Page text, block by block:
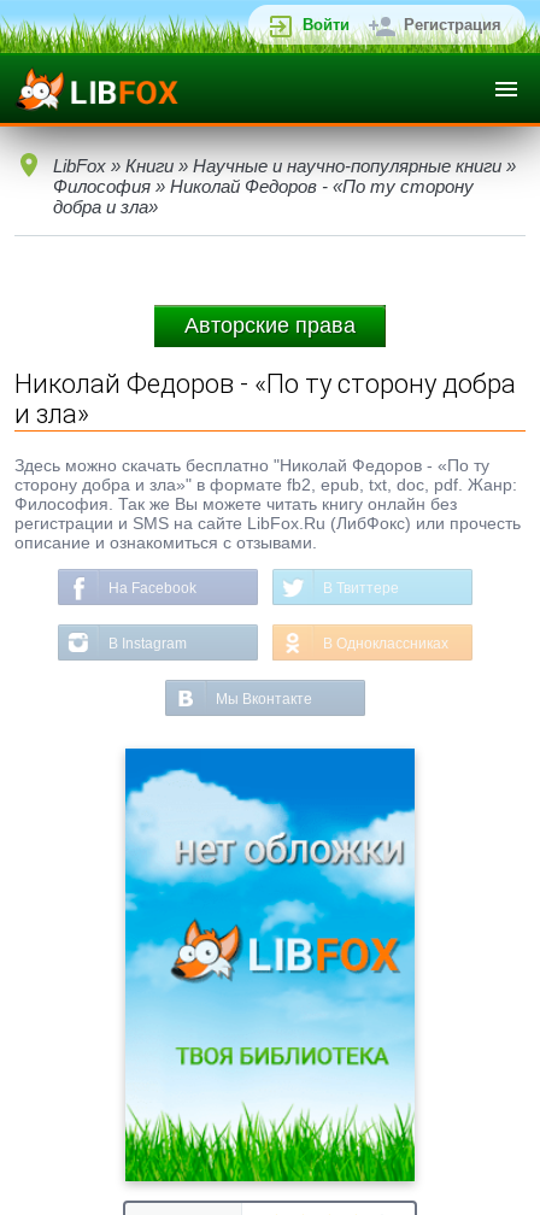
Войти Регистрация
LibFox » Книги » Научные и научно-популярные книги »
Философия » Николай Федоров - «По ту сторону
добра и зла»
Авторские права
Николай Федоров - «По ту сторону добра
и зла»
Здесь можно скачать бесплатно "Николай Федоров - «По ту
сторону добра и зла»" в формате fb2, epub, txt, doc, pdf. Жанр:
Философия. Так же Вы можете читать книгу онлайн без
регистрации и SMS на сайте LibFox.Ru (ЛибФокс) или прочесть
описание и ознакомиться с отзывами.
На Facebook В Твиттере
В Instagram В Одноклассниках
Мы Вконтакте